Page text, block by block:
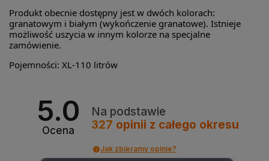
Produkt obecnie dostępny jest w dwóch kolorach:
granatowym i białym (wykończenie granatowe). Istnieje
możliwość uszycia w innym kolorze na specjalne
zamówienie.
Pojemności: XL-110 litrów
5.0
Ocena
Na podstawie
327 opinii z całego okresu
Jak zbieramy opinie?